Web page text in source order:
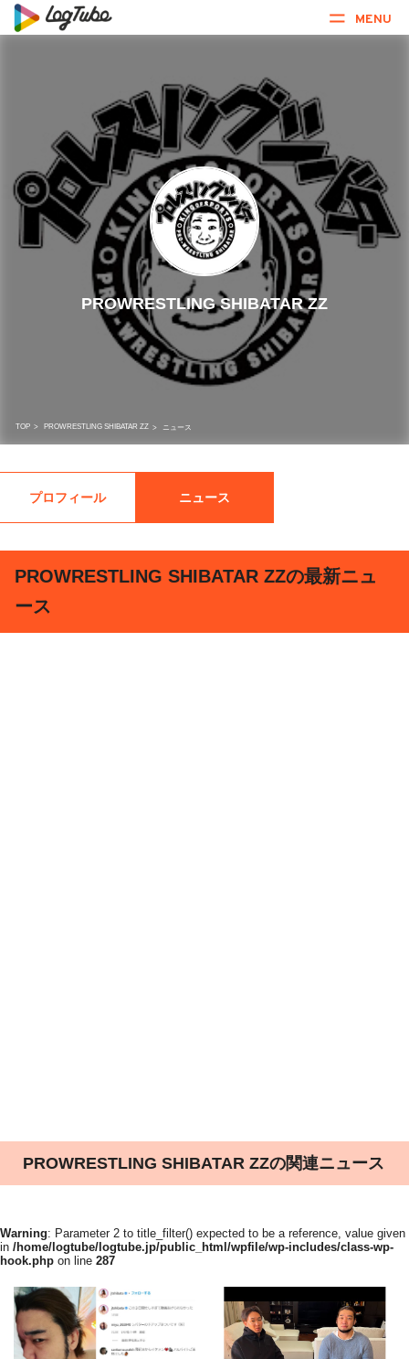
MENU
PROWRESTLING SHIBATAR ZZ
TOP > PROWRESTLING SHIBATAR ZZ > ニュース
プロフィール ニュース
PROWRESTLING SHIBATAR ZZの最新ニュ
ース
PROWRESTLING SHIBATAR ZZの関連ニュース
Warning: Parameter 2 to title_filter() expected to be a reference, value given
in /home/logtube/logtube.jp/public_html/wpfile/wp-includes/class-wp-
hook.php on line 287